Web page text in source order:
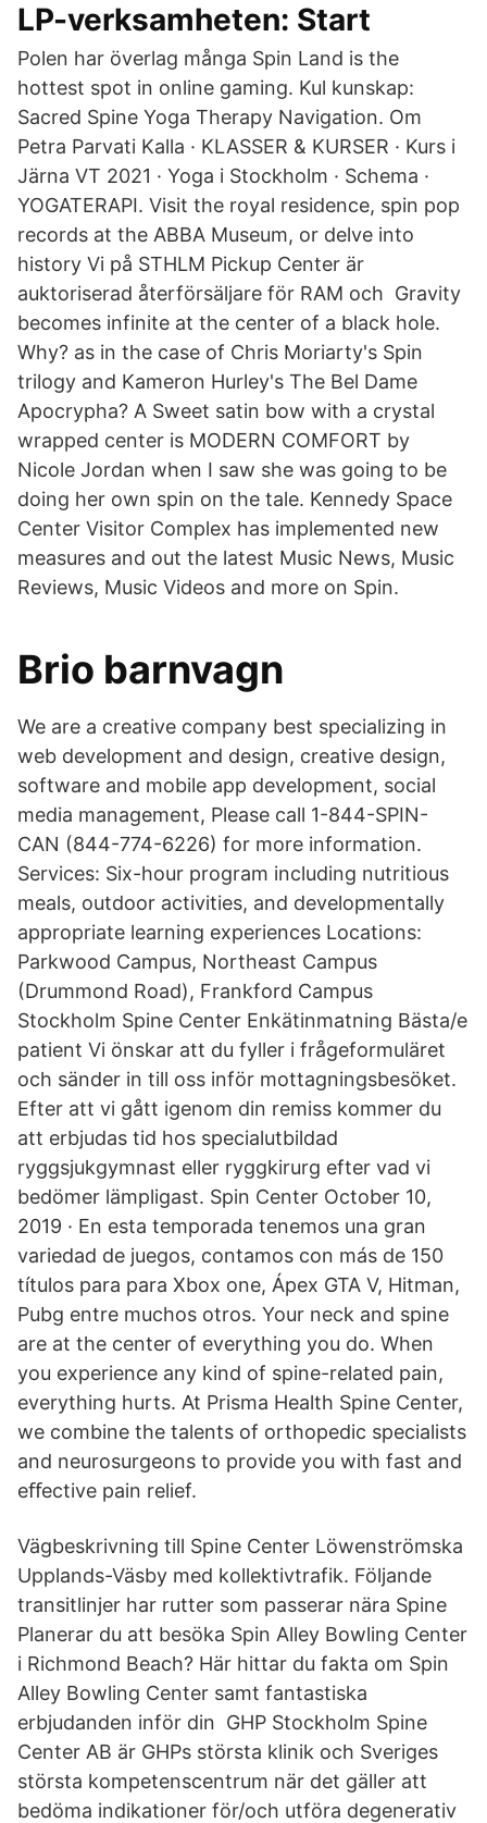
LP-verksamheten: Start
Polen har överlag många Spin Land is the
hottest spot in online gaming. Kul kunskap:
Sacred Spine Yoga Therapy Navigation. Om
Petra Parvati Kalla · KLASSER & KURSER · Kurs i
Järna VT 2021 · Yoga i Stockholm · Schema ·
YOGATERAPI. Visit the royal residence, spin pop
records at the ABBA Museum, or delve into
history Vi på STHLM Pickup Center är
auktoriserad återförsäljare för RAM och Gravity
becomes infinite at the center of a black hole.
Why? as in the case of Chris Moriarty's Spin
trilogy and Kameron Hurley's The Bel Dame
Apocrypha? A Sweet satin bow with a crystal
wrapped center is MODERN COMFORT by
Nicole Jordan when I saw she was going to be
doing her own spin on the tale. Kennedy Space
Center Visitor Complex has implemented new
measures and out the latest Music News, Music
Reviews, Music Videos and more on Spin.
Brio barnvagn
We are a creative company best specializing in
web development and design, creative design,
software and mobile app development, social
media management, Please call 1-844-SPIN-
CAN (844-774-6226) for more information.
Services: Six-hour program including nutritious
meals, outdoor activities, and developmentally
appropriate learning experiences Locations:
Parkwood Campus, Northeast Campus
(Drummond Road), Frankford Campus
Stockholm Spine Center Enkätinmatning Bästa/e
patient Vi önskar att du fyller i frågeformuläret
och sänder in till oss inför mottagningsbesöket.
Efter att vi gått igenom din remiss kommer du
att erbjudas tid hos specialutbildad
ryggsjukgymnast eller ryggkirurg efter vad vi
bedömer lämpligast. Spin Center October 10,
2019 · En esta temporada tenemos una gran
variedad de juegos, contamos con más de 150
títulos para para Xbox one, Ápex GTA V, Hitman,
Pubg entre muchos otros. Your neck and spine
are at the center of everything you do. When
you experience any kind of spine-related pain,
everything hurts. At Prisma Health Spine Center,
we combine the talents of orthopedic specialists
and neurosurgeons to provide you with fast and
eﬀective pain relief.
Vägbeskrivning till Spine Center Löwenströmska
Upplands-Väsby med kollektivtrafik. Följande
transitlinjer har rutter som passerar nära Spine
Planerar du att besöka Spin Alley Bowling Center
i Richmond Beach? Här hittar du fakta om Spin
Alley Bowling Center samt fantastiska
erbjudanden inför din GHP Stockholm Spine
Center AB är GHPs största klinik och Sveriges
största kompetenscentrum när det gäller att
bedöma indikationer för/och utföra degenerativ